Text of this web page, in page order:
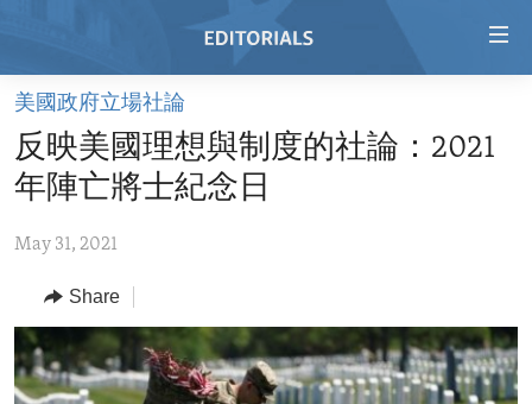
Skip
main
content
to
Navigation
Skip
to
Search
HOME
VIDEO
REGIONS
AFRICA
AMERICAS
ASIA
TOPICS
HUMAN RIGHTS
SECURITY AND DEFENSE
ARCHIVE
ABOUT US
美國政府立場社論
反映美國理想與制度的社論：2021
年陣亡將士紀念日
May 31, 2021
Share